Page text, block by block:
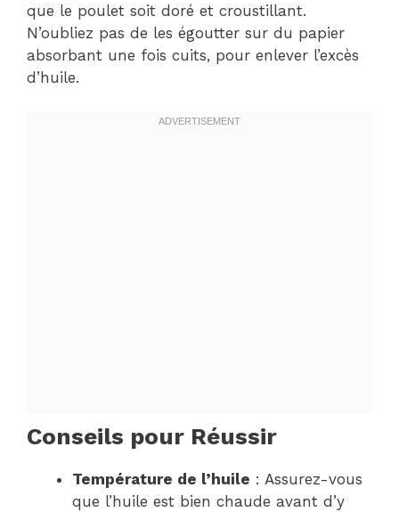
que le poulet soit doré et croustillant.
N’oubliez pas de les égoutter sur du papier
absorbant une fois cuits, pour enlever l’excès
d’huile.
Conseils pour Réussir
Température de l’huile : Assurez-vous
que l’huile est bien chaude avant d’y